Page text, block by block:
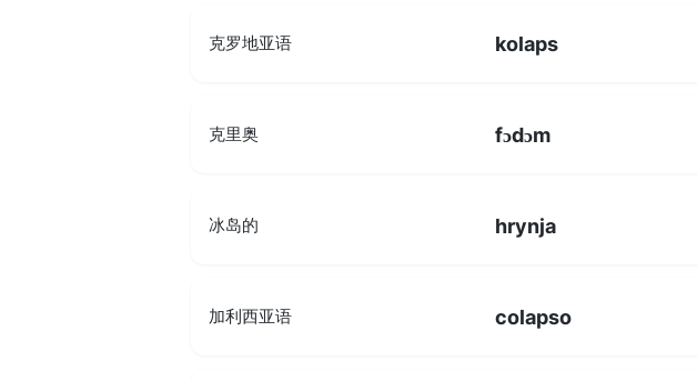
克罗地亚语 kolaps
克里奥 fɔdɔm
冰岛的 hrynja
加利西亚语 colapso